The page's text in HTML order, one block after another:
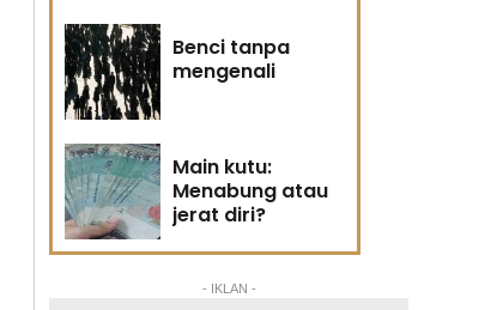
Benci tanpa
mengenali
Main kutu:
Menabung atau
jerat diri?
- IKLAN -